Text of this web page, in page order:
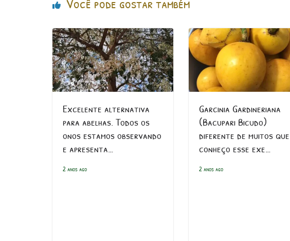
Excelente alternativa
para abelhas. Todos os
onos estamos observando
e apresenta…
2 anos ago
Garcinia Gardineriana
(Bacupari Bicudo)
diferente de muitos que
conheço esse exe…
2 anos ago